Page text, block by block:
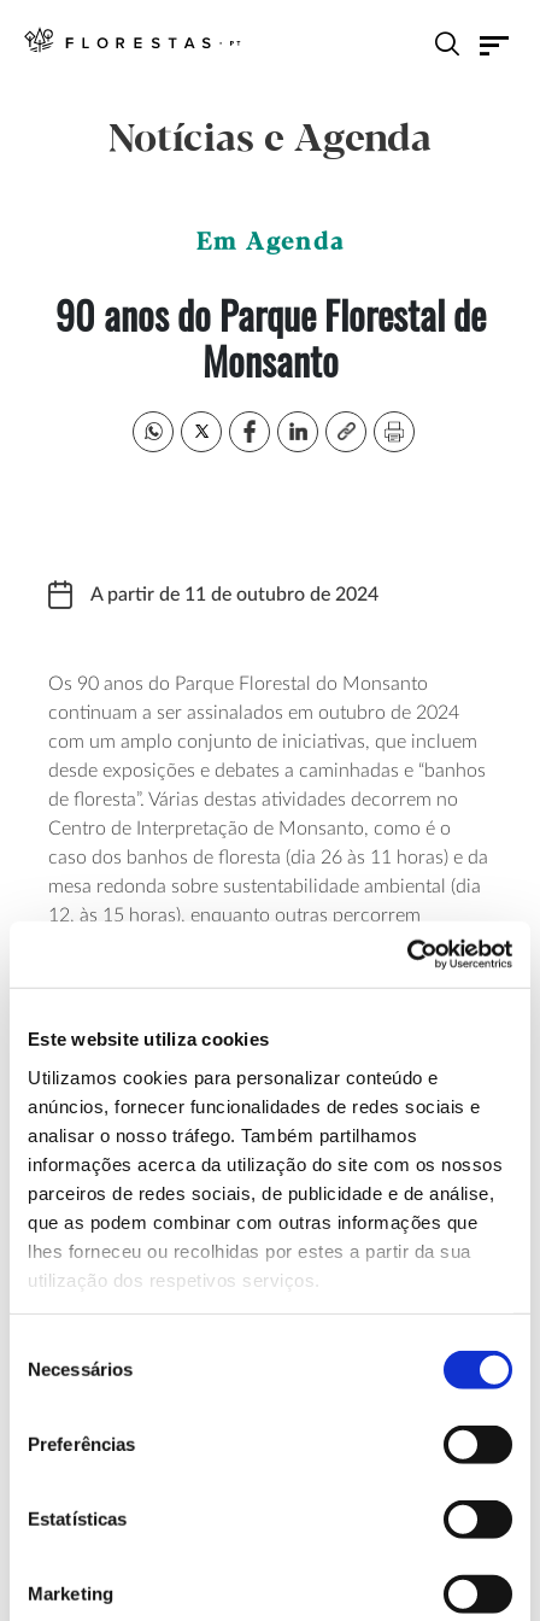
Este website utiliza cookies
Utilizamos cookies para personalizar conteúdo e
anúncios, fornecer funcionalidades de redes sociais e
analisar o nosso tráfego. Também partilhamos
informações acerca da utilização do site com os nossos
parceiros de redes sociais, de publicidade e de análise,
que as podem combinar com outras informações que
lhes forneceu ou recolhidas por estes a partir da sua
utilização dos respetivos serviços.
Necessários
Preferências
Estatísticas
Marketing
Notícias e Agenda
Em Agenda
90 anos do Parque Florestal de
Monsanto
A partir de 11 de outubro de 2024
Os 90 anos do Parque Florestal do Monsanto
continuam a ser assinalados em outubro de 2024
com um amplo conjunto de iniciativas, que incluem
desde exposições e debates a caminhadas e “banhos
de floresta”. Várias destas atividades decorrem no
Centro de Interpretação de Monsanto, como é o
caso dos banhos de floresta (dia 26 às 11 horas) e da
mesa redonda sobre sustentabilidade ambiental (dia
12, às 15 horas), enquanto outras percorrem
diferentes partes da cidade, como acontece com a 4ª
Rota da Biodiversidade, que tem como ponto de
horas). Embora as exposições se mantenham todo o
diante e requerem inscrição individual.
Saiba mais sobre as atividades
comemorativas dos 90 anos do Parque
Florestal do Monsanto
13.07.2026
Genoma do priolo e de outras espécies em risco:
conhecer para conservar
02.07.2026
cidadãos chamados a ajudar